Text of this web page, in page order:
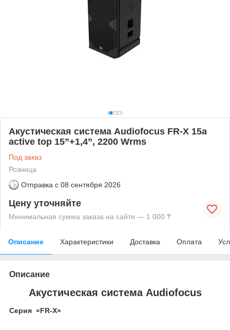
Акустическая система Audiofocus FR-X 15a
active top 15”+1,4”, 2200 Wrms
Под заказ
Розница
Отправка с 08 сентября 2026
Цену уточняйте
Минимальная сумма заказа на сайте — 1 000 ₸
Описание Характеристики Доставка Оплата
Описание
Акустическая система Audiofocus
Серия «FR-X»